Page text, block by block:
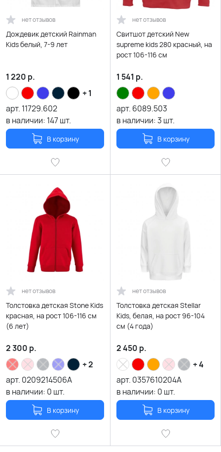
нет отзывов
Дождевик детский Rainman
Kids белый, 7-9 лет
1 220 р.
+ 1
арт. 11729.602
в наличии: 147шт.
В корзину
нет отзывов
Свитшот детский New
supreme kids 280 красный, на
рост 106-116 см
1 541 р.
арт. 6089.503
в наличии:3 шт.
В корзину
нет отзывов
Толстовка детская Stone Kids
красная, на рост 106-116 см
(6 лет)
2 300 р.
+ 2
арт. 0209214506A
в наличии: 0 шт.
В корзину
нет отзывов
Толстовка детская Stellar
Kids, белая, на рост 96-104
см (4 года)
2 450 р.
+ 4
арт. 0357610204A
в наличии: 0 шт.
В корзину